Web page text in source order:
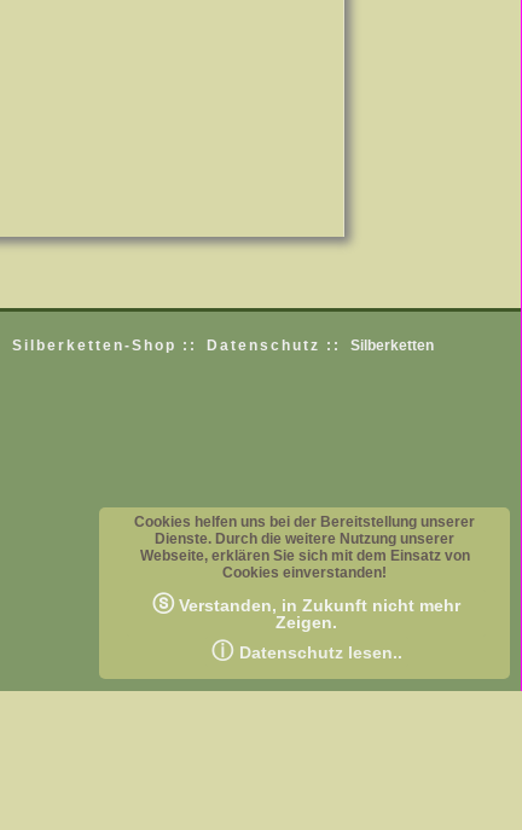
Silberketten-Shop :: Datenschutz :: Silberketten
Cookies helfen uns bei der Bereitstellung unserer
Dienste. Durch die weitere Nutzung unserer
Webseite, erklären Sie sich mit dem Einsatz von
Cookies einverstanden!
ⓢ Verstanden, in Zukunft nicht mehr
Zeigen.
ⓘ Datenschutz lesen..